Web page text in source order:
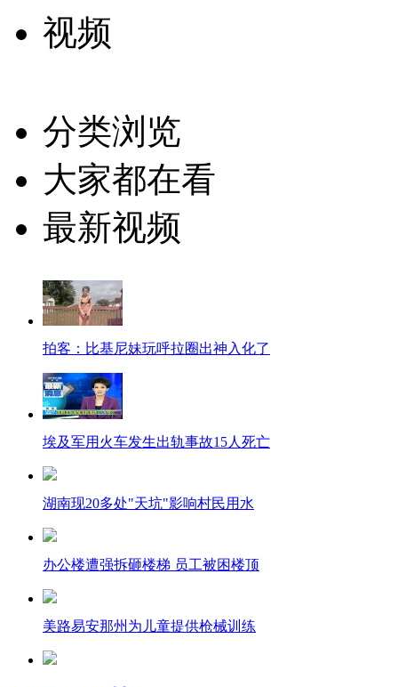
视频
分类浏览
大家都在看
最新视频
拍客：比基尼妹玩呼拉圈出神入化了
埃及军用火车发生出轨事故15人死亡
湖南现20多处"天坑"影响村民用水
办公楼遭强拆砸楼梯 员工被困楼顶
美路易安那州为儿童提供枪械训练